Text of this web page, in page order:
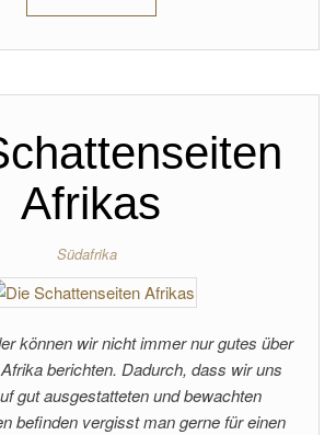
Afrikas
Südafrika
können wir nicht immer nur gutes über
berichten. Dadurch, dass wir uns
gut ausgestatteten und bewachten
befinden vergisst man gerne für einen